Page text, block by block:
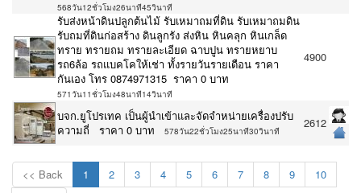
568วัน12ชั่วโมง26นาที45วินาที
รับส่งหน้าดินปลูกต้นไม้ รับเหมาถมที่ดิน รับเหมาถมดิน
รับถมที่ดินก่อสร้าง ดินลูกรัง ส่งหิน หินคลุก หินเกล็ด
ทราย ทรายถม ทรายละเอียด ฉาบปูน ทรายหยาบ
รถ6ล้อ รถแบคโคให้เช่า ทั้งรายวันรายเดือน ราคา
กันเอง โทร 0874971315 ราคา 0 บาท
571วัน11ชั่วโมง48นาที14วินาที
4900
บจก.ยูโปรเทค เป็นผู้นำเข้าและจัดจำหน่ายเครื่องปรับ
ความถี่ ราคา 0 บาท
578วัน22ชั่วโมง25นาที30วินาที
2612
<< Back 1 2 3 4 5 6 7 8 9
10